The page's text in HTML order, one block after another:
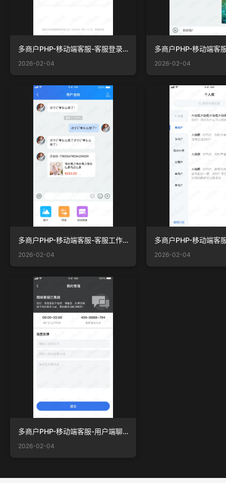
多商户PHP-移动端客服-客服登录页 - 线.png
2026-02-04 2026-02-04
多商户PHP-移动端客服-客服工作台 —对话框 - 顶部弹框、底部按钮.png
2026-02-04 2026-02-04
多商户PHP-移动端客服-用户端聊天界面 — 客服离线状态.png
2026-02-04